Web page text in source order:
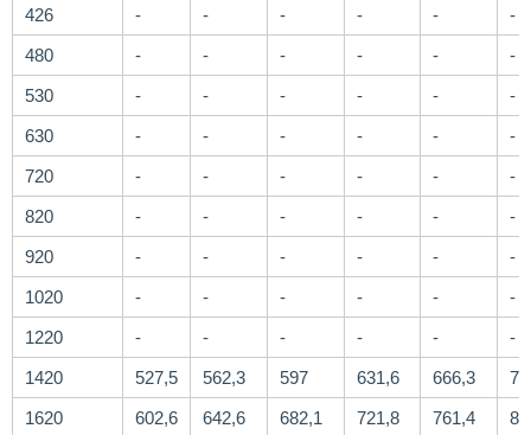
426 - - - - -
-
480
- - - - -
-
530
- - - - -
-
630
- - - - -
-
720
- - - - -
-
820
- - - - -
-
920
- - - - -
-
1020
- - - - -
-
1220
- - - - -
-
1420
527,5 562,3 597 631,6 666,3
1620
602,6 642,6 682,1 721,8 761,4